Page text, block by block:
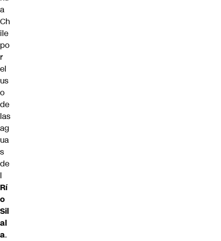
a
Ch
ile
po
r
el
us
o
de
las
ag
ua
s
de
l
Rí
o
Sil
al
a.